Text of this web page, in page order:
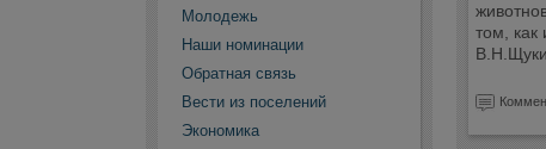
Молодежь
Наши номинации
Обратная связь
Вести из поселений
Экономика
том, как